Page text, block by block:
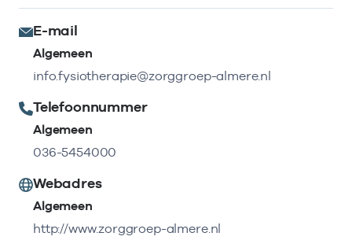
E-mail
Algemeen
info.fysiotherapie@zorggroep-almere.nl
Telefoonnummer
Algemeen
036-5454000
Webadres
Algemeen
http://www.zorggroep-almere.nl